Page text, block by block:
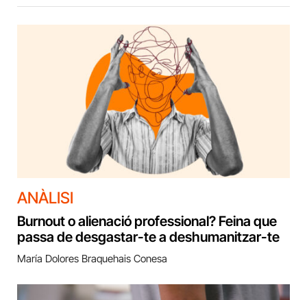
ANÀLISI
Burnout o alienació professional? Feina que
passa de desgastar-te a deshumanitzar-te
María Dolores Braquehais Conesa